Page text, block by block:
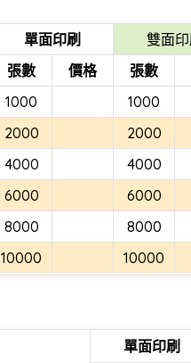
單面印刷
雙面
張數
價格
張數
1000
1000
2000
2000
4000
4000
6000
6000
8000
8000
10000
10000
單面印刷